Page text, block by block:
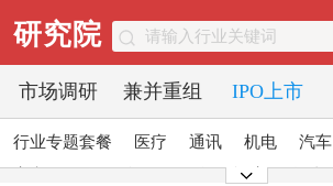
研究院
市场调研 兼并重组 IPO上市
行业专题套餐 医疗 通讯 机电 汽车
酒店